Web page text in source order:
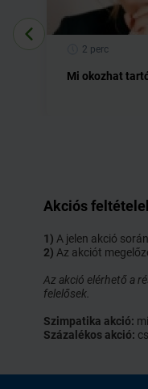
Keresse fel
súlyosbodnak.
2. Tudnivalók az
Figyelmeztetések és
Az Ambroxol-TEVA
gyógyszerészével.
nagyobb
nyákelválasztás
mindkét
gyomor- és
· amennyiben
2 perc
Mi okozhat
Akciós
1) A jelen akció
2) Az akciót
Az akció elérhető a
felelősek.
Szimpatika akció:
Százalékos akció: